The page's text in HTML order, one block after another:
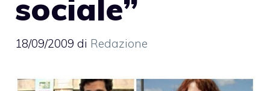
sociale”
18/09/2009 di Redazione